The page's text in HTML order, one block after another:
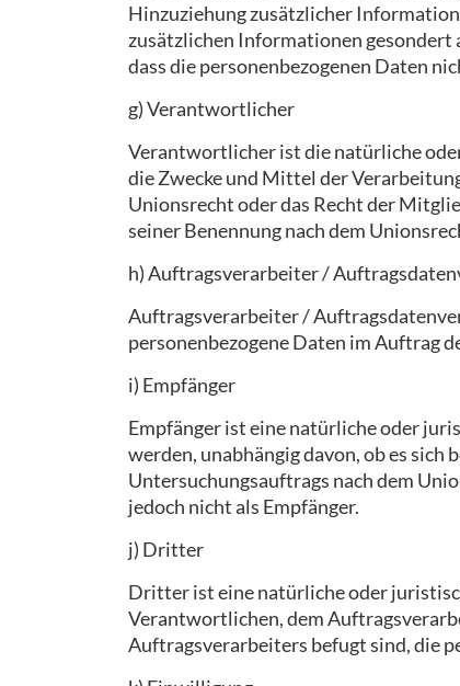
Hinzuziehung zusätzlicher
zusätzlichen Informationen
dass die personenbezogenen Daten
g) Verantwortlicher
Verantwortlicher ist die natürliche
die Zwecke und Mittel der
Unionsrecht oder das Recht der
seiner Benennung nach dem
h) Auftragsverarbeiter /
Auftragsverarbeiter /
personenbezogene Daten im Auftrag
i) Empfänger
Empfänger ist eine natürliche oder
werden, unabhängig davon, ob es
Untersuchungsauftrags nach dem
jedoch nicht als Empfänger.
j) Dritter
Dritter ist eine natürliche oder
Verantwortlichen, dem
Auftragsverarbeiters befugt sind, die